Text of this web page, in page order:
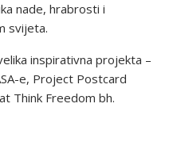
nade, hrabrosti i
svijeta.
inspirativna projekta –
e, Project Postcard
Think Freedom bh.